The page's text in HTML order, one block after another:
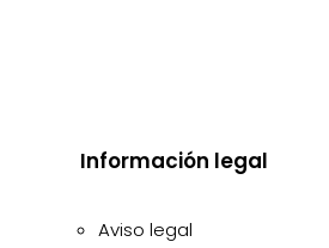
Información legal
Aviso legal